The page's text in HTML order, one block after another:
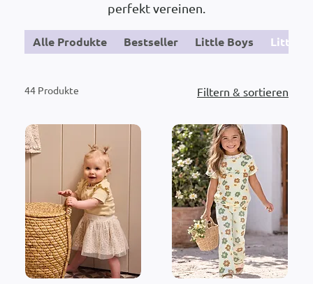
perfekt vereinen.
Alle Produkte Bestseller Little Boys Little
44 Produkte Filtern & sortieren